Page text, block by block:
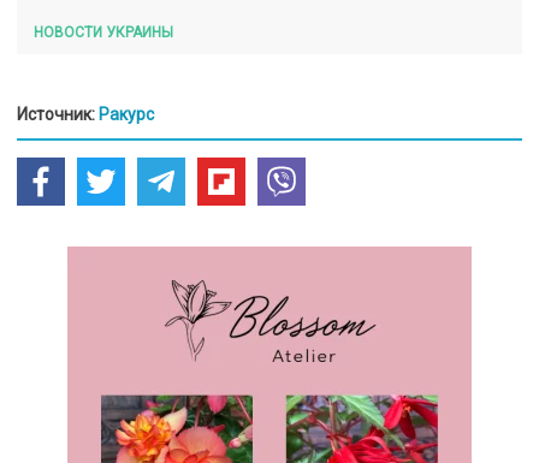
НОВОСТИ УКРАИНЫ
Источник: Ракурс